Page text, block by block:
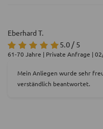
Eberhard T.
5.0 / 5
61-70 Jahre | Private Anfrage |
Mein Anliegen wurde sehr
verständlich beantwortet.